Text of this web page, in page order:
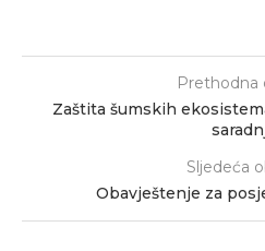
Prethodna
Zaštita šumskih
Sljedeća
Obavještenje za